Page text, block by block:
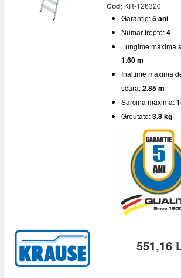
Cod: KR-126320
Garantie:5 ani
Numar trepte:4
Lungime maxima
1.60 m
Inaltime maxima
scara:2.85 m
Sarcina maxima:
Greutate:3.8 kg
551,16